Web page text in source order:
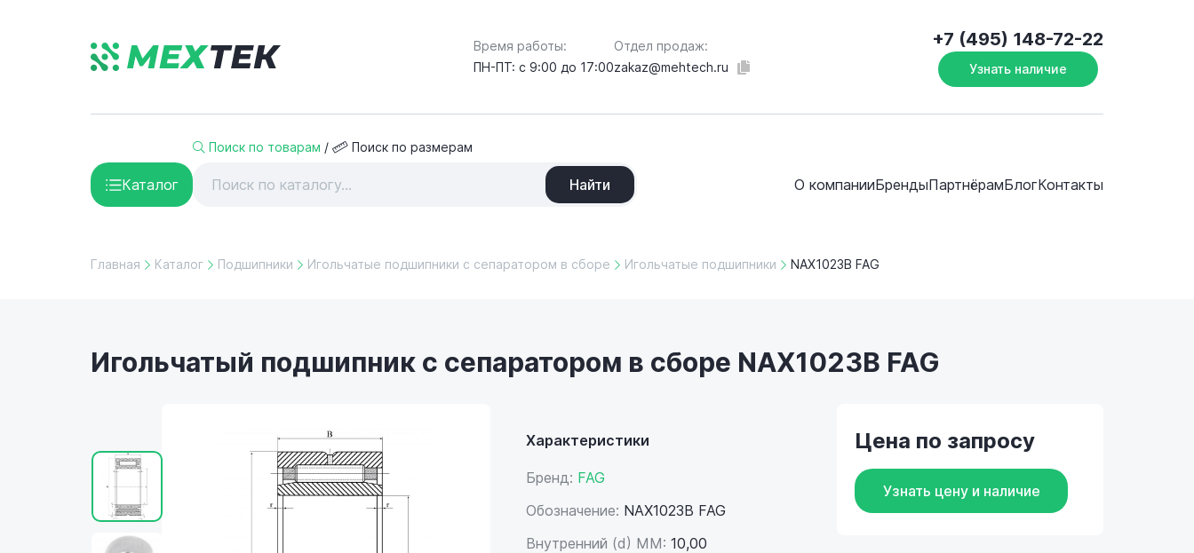
Время работы:
ПН-ПТ: с 9:00 до 17:00
Отдел продаж:
zakaz@mehtech.ru
+7 (495) 148-72-22
Узнать наличие
Каталог
Поиск по товарам / Поиск по размерам
Найти О компанииБрендыПартнёрамБлогКонтакты
Главная Каталог Подшипники Игольчатые подшипники с сепаратором в сборе Игольчатые подшипники NAX1023B FAG
Игольчатый подшипник с сепаратором в сборе NAX1023B FAG
Характеристики
Бренд: FAG
Обозначение: NAX1023B FAG
Внутренний (d) ММ: 10,00
Цена по запросу
Узнать цену и наличие